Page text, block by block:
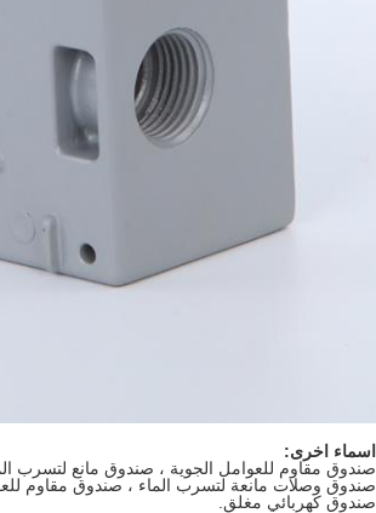
اسماء اخرى:
صندوق مقاوم للعوامل الجوية ، صندوق مانع لتسرب
صندوق وصلات مانعة لتسرب الماء ، صندوق مقاوم
صندوق كهربائي مغلق.